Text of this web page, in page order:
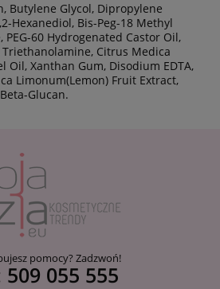
Butylene Glycol, Dipropylene
Hexanediol, Bis-Peg-18 Methyl
60 Hydrogenated Castor Oil,
Citrus Medica
Oil, Xanthan Gum, Disodium EDTA,
Limonum(Lemon) Fruit Extract,
Glucan.
pomocy? Zadzwoń!
055 555